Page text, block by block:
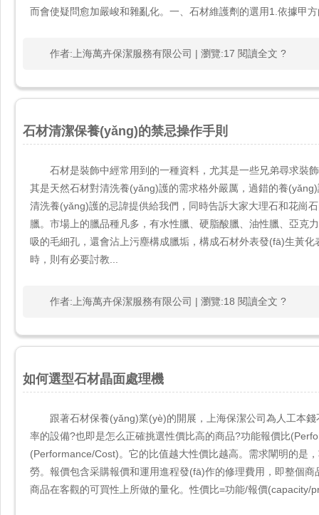
而會使疑問愈加嚴峻和雜亂化。一、石材維護劑的選用1.依據甲方
作者:上海萬卉保潔服務有限公司 | 瀏覽:17 閱讀全文 ?
石材清潔保養(yǎng)的禁忌操作手則
石材是裝飾中經常用到的一種資料，尤其是一些兄弟尋求
其是天然石材對清洗養(yǎng)護的需求格外嚴厲，過錯的養
清洗養(yǎng)護的忌諱提供給我們，同時告訴大家大理石和花崗
臘。市場上的臘品種凡多，有水性臘、硬脂酸臘、油性臘
吸的毛細孔，還會沾上污塵構成臘垢，構成石材外表發(fā)生黃
時，則有必要討教...
作者:上海萬卉保潔服務有限公司 | 瀏覽:18 閱讀全文 ?
如何選型石材晶面處理機
跟著石材保養(yǎng)業(yè)的開展，上海保潔公司為人工本錢
率的設備?也即是怎么正確挑選性價比高的商品?功能報價比
(Performance/Cost)。它的比值越大性價比越高。需求闡明的
勞。報價包含采購報價和運用進程發(fā)作的修理費用，即整個
商品在客觀的可買性上所做的量化。性價比=功能/報價